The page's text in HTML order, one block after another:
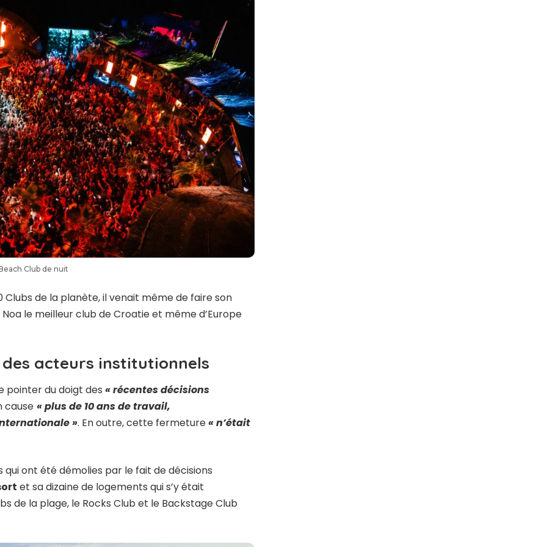
Club de nuit
Clubs de la planète, il venait même de faire son
Noa le meilleur club de Croatie et même d’Europe
acteurs institutionnels
pointer du doigt des« récentes décisions
cause « plus de 10 ans de travail,
». En outre, cette fermeture« n’était
qui ont été démolies par le fait de décisions
et sa dizaine de logements qui s’y était
de la plage, le Rocks Club et le Backstage Club